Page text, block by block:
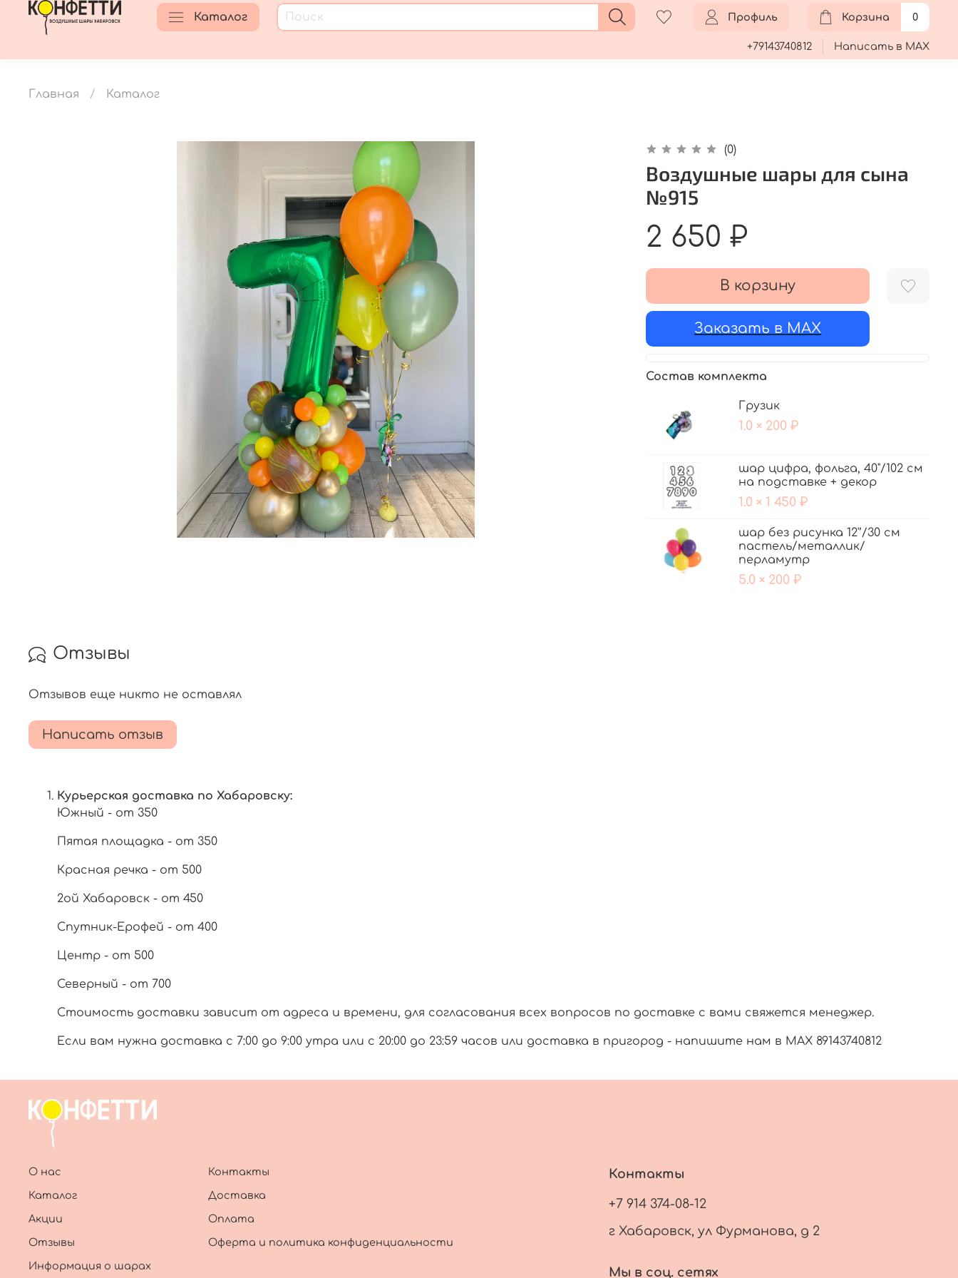
Каталог Профиль Корзина 0
+79143740812 Написать в MAX
Главная Каталог
(0)
Воздушные шары для сына
№915
2 650 ₽
В корзину
Заказать в MAX
Состав комплекта
Грузик
1.0 × 200 ₽
шар цифра, фольга, 40"/102 см
на подставке + декор
1.0 × 1 450 ₽
шар без рисунка 12'’/30 см
пастель/металлик/
перламутр
5.0 × 200 ₽
Отзывы
Отзывов еще никто не оставлял
Написать отзыв
Курьерская доставка по Хабаровску:
Южный - от 350
Пятая площадка - от 350
Красная речка - от 500
2ой Хабаровск - от 450
Спутник-Ерофей - от 400
Центр - от 500
Северный - от 700
Стоимость доставки зависит от адреса и времени, для согласования всех вопросов по доставке с вами свяжется менеджер.
Если вам нужна доставка с 7:00 до 9:00 утра или с 20:00 до 23:59 часов или доставка в пригород - напишите нам в МАХ 89143740812
О нас
Каталог
Акции
Отзывы
Информация о шарах
Контакты
Доставка
Оплата
Оферта и политика конфиденциальности
Контакты
+7 914 374-08-12
г Хабаровск, ул Фурманова, д 2
Мы в соц. сетях